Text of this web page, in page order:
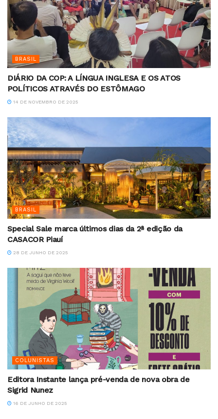
BRASIL
DIÁRIO DA COP: A LÍNGUA INGLESA E OS ATOS
POLÍTICOS ATRAVÉS DO ESTÔMAGO
14 DE NOVEMBRO DE 2025
BRASIL
Special Sale marca últimos dias da 2ª edição da
CASACOR Piauí
28 DE JUNHO DE 2025
COLUNISTAS
Editora Instante lança pré-venda de nova obra de
Sigrid Nunez
16 DE JUNHO DE 2025